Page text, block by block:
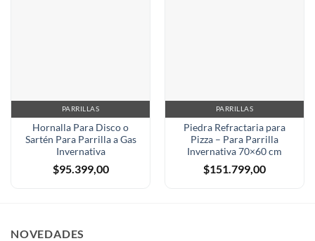
PARRILLAS
Hornalla Para Disco o
Sartén Para Parrilla a Gas
Invernativa
$95.399,00
PARRILLAS
Piedra Refractaria para
Pizza – Para Parrilla
Invernativa 70×60 cm
$151.799,00
NOVEDADES